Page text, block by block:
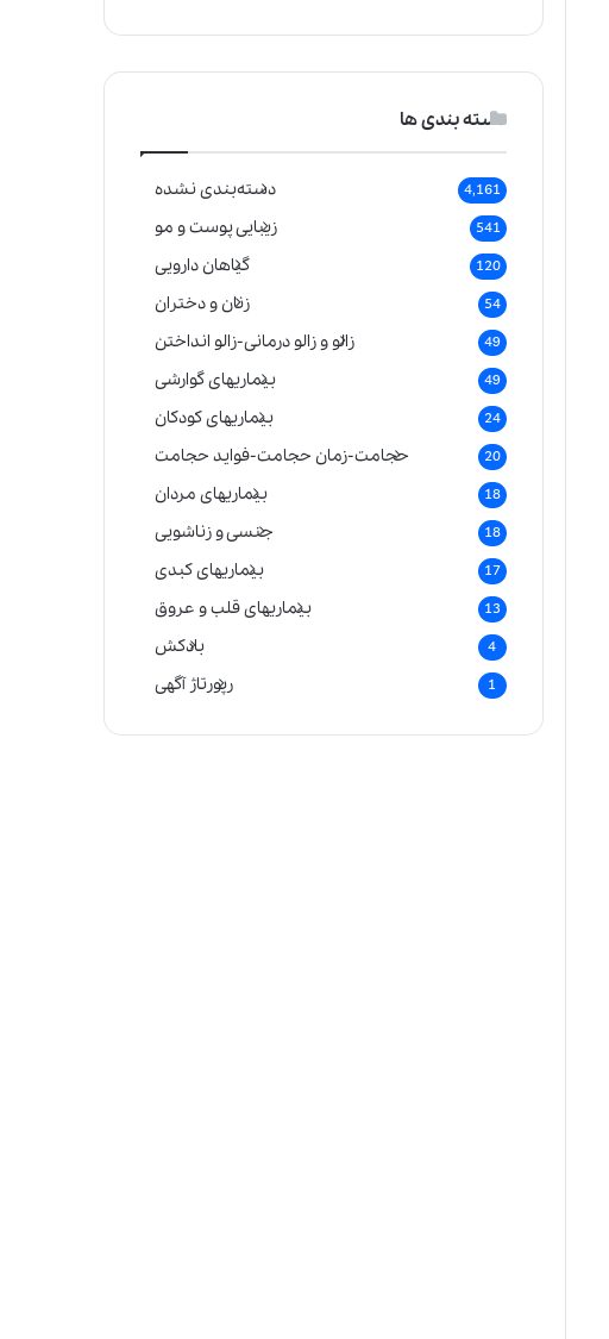
دسته بندی ها
دسته‌بندی نشده 4,161
زیبایی پوست و مو 541
گیاهان دارویی 120
زنان و دختران 54
زالو و زالو درمانی-زالو انداختن 49
بیماریهای گوارشی 49
بیماریهای کودکان 24
حجامت-زمان حجامت-فواید حجامت 20
بیماریهای مردان 18
جنسی و زناشویی 18
بیماریهای کبدی 17
بیماریهای قلب و عروق 13
بادکش 4
رپورتاژ آگهی 1